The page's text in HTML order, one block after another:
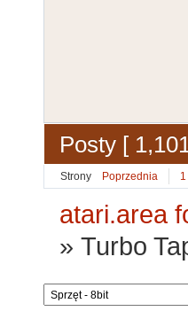
Posty [
Strony Poprzednia 1
atari.area
»Turbo